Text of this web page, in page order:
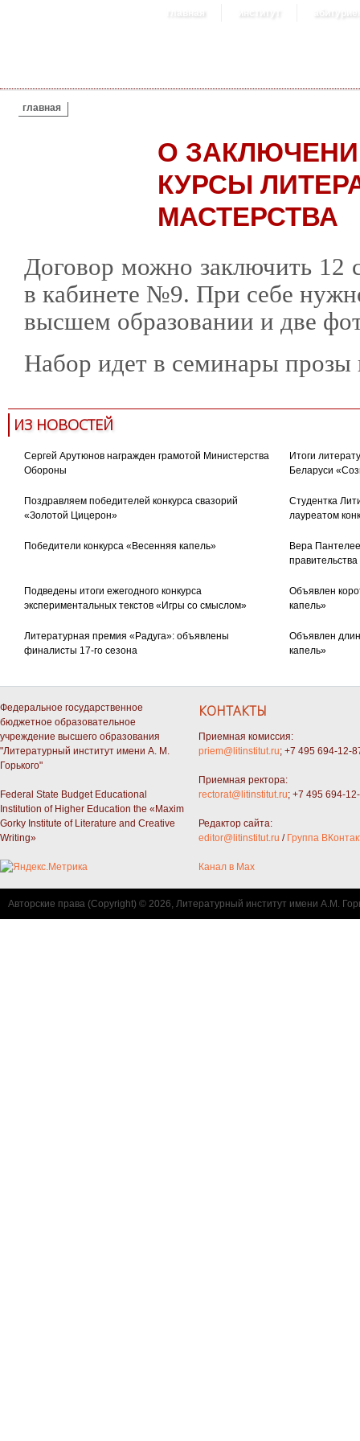
главная институт
ВЫ ЗДЕСЬ
главная
О
КУРСЫ
МАСТЕРСТВА
Договор можно заключить 12
в кабинете №9. При себе
высшем образовании и две
Набор идет в семинары прозы
ИЗ НОВОСТЕЙ
Сергей Арутюнов награжден грамотой Министерства
Обороны
Итоги
Беларуси
Поздравляем победителей конкурса свазорий
«Золотой Цицерон»
Студентка
лауреатом
Победители конкурса «Весенняя капель»
Вера
Подведены итоги ежегодного конкурса
экспериментальных текстов «Игры со смыслом»
Объявлен
капель»
Литературная премия «Радуга»: объявлены
финалисты 17-го сезона
Объявлен
капель»
Федеральное государственное
бюджетное образовательное
учреждение высшего образования
"Литературный институт имени А. М.
Горького"
Federal State Budget Educational
Institution of Higher Education the «Maxim
Gorky Institute of Literature and Creative
Writing»
КОНТАКТЫ
Приемная комиссия:
priem@litinstitut.ru; +7 495 694-12-
Приемная ректора:
rectorat@litinstitut.ru; +7 495 694-
Редактор сайта:
editor@litinstitut.ru / Группа
Канал в Max
Авторские права (Copyright) © 2026, Литературный институт имени А.М.